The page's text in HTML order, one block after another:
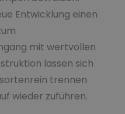
Entwicklung einen
mit wertvollen
lassen sich
trennen
wieder zuführen.